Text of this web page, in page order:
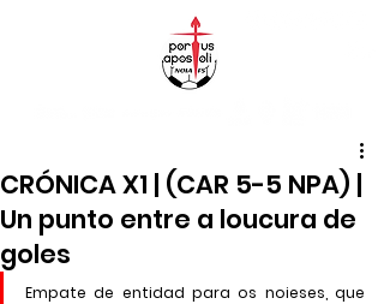
CRÓNICA X1 | (CAR 5-5 NPA) |
Un punto entre a loucura de
goles
Empate de entidad para os noieses, que